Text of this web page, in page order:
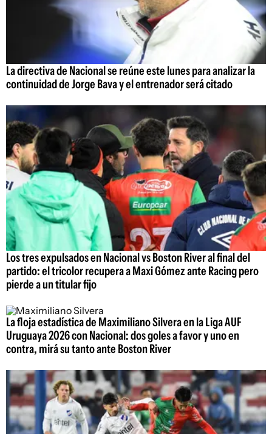
La directiva de Nacional se reúne este lunes para analizar la
continuidad de Jorge Bava y el entrenador será citado
Los tres expulsados en Nacional vs Boston River al final del
partido: el tricolor recupera a Maxi Gómez ante Racing pero
pierde a un titular fijo
La floja estadística de Maximiliano Silvera en la Liga AUF
Uruguaya 2026 con Nacional: dos goles a favor y uno en
contra, mirá su tanto ante Boston River